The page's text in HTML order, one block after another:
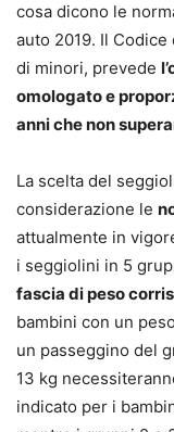
cosa dicono le
auto 2019. Il
di minori, prevede
omologato e
anni che non
La scelta del
considerazione le
attualmente in
i seggiolini in 5
fascia di peso
bambini con un
un passeggino del
13 kg
indicato per i